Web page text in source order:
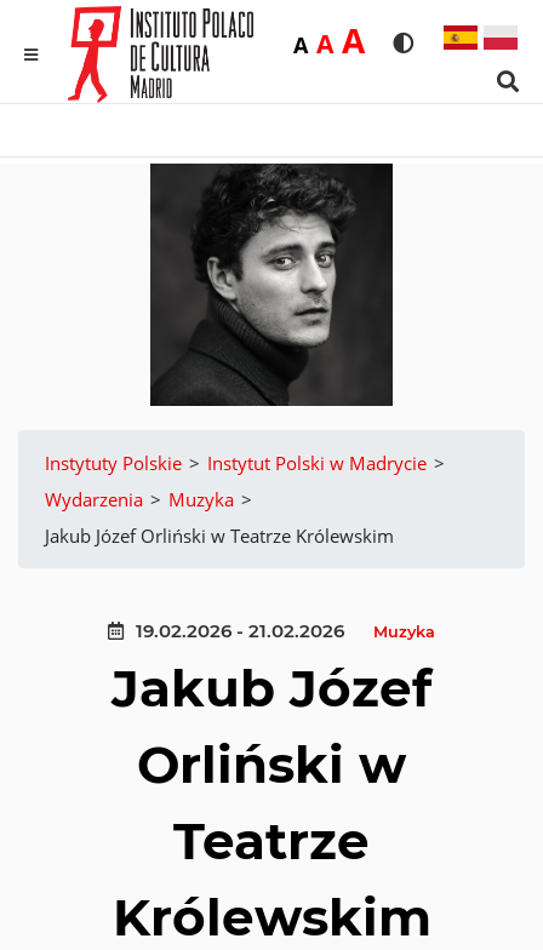
Rozmiar
ADomyślna
AŚrednia
ADużaWersja
Instytuty Polskie > Instytut Polski w Madrycie >
Wydarzenia > Muzyka >
Jakub Józef Orliński w Teatrze Królewskim
19.02.2026 - 21.02.2026 Muzyka
Jakub Józef
Orliński w
Teatrze
Królewskim